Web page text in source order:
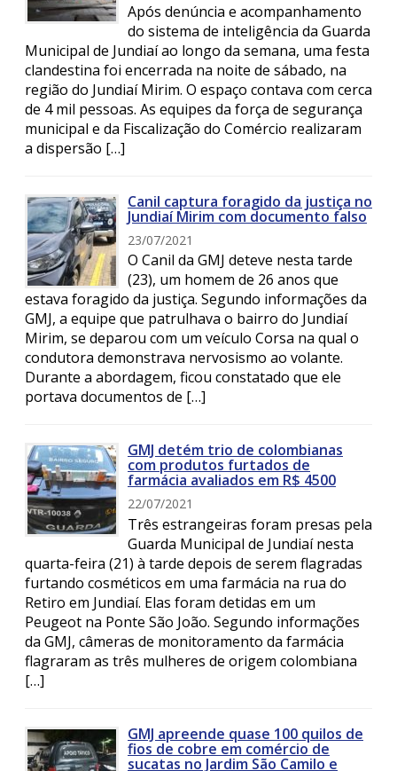
Após denúncia e acompanhamento
do sistema de inteligência da Guarda
Municipal de Jundiaí ao longo da semana, uma festa
clandestina foi encerrada na noite de sábado, na
região do Jundiaí Mirim. O espaço contava com cerca
de 4 mil pessoas. As equipes da força de segurança
municipal e da Fiscalização do Comércio realizaram
a dispersão […]
Canil captura foragido da justiça no
Jundiaí Mirim com documento falso
23/07/2021
O Canil da GMJ deteve nesta tarde
(23), um homem de 26 anos que
estava foragido da justiça. Segundo informações da
GMJ, a equipe que patrulhava o bairro do Jundiaí
Mirim, se deparou com um veículo Corsa na qual o
condutora demonstrava nervosismo ao volante.
Durante a abordagem, ficou constatado que ele
portava documentos de […]
GMJ detém trio de colombianas
com produtos furtados de
farmácia avaliados em R$ 4500
22/07/2021
Três estrangeiras foram presas pela
Guarda Municipal de Jundiaí nesta
quarta-feira (21) à tarde depois de serem flagradas
furtando cosméticos em uma farmácia na rua do
Retiro em Jundiaí. Elas foram detidas em um
Peugeot na Ponte São João. Segundo informações
da GMJ, câmeras de monitoramento da farmácia
flagraram as três mulheres de origem colombiana
[…]
GMJ apreende quase 100 quilos de
fios de cobre em comércio de
sucatas no Jardim São Camilo e